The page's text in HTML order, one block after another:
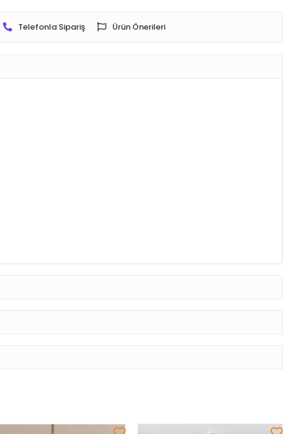
Telefonla Sipariş Ürün Önerileri